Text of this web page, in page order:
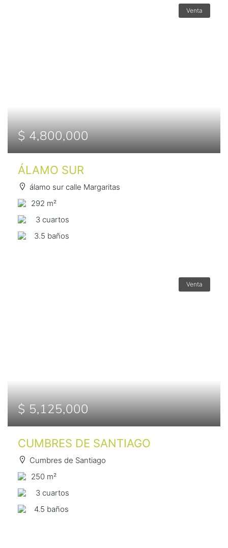
Venta
$ 4,800,000
ÁLAMO SUR
álamo sur calle Margaritas
292 m²
3 сuartos
3.5 baños
Venta
$ 5,125,000
CUMBRES DE SANTIAGO
Cumbres de Santiago
250 m²
3 сuartos
4.5 baños